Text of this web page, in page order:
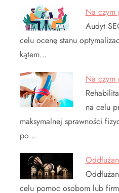
Na czym
Audyt
celu ocenę stanu
kątem…
Na czym
na celu
maksymalnej sprawności
po…
celu pomoc osobom lub